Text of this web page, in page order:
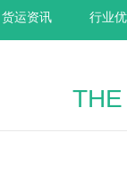
货运资讯 行业